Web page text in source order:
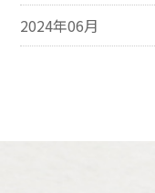
2024年06月